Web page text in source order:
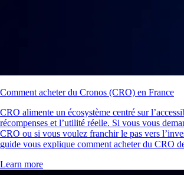
Comment acheter du Cronos (CRO) en France
CRO alimente un écosystème centré sur
récompenses et l’utilité réelle. Si vous vous
CRO ou si vous voulez franchir le pas vers
guide vous explique comment acheter du CRO
Learn more